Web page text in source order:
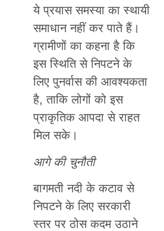
ये प्रयास समस्या का स्थायी
समाधान नहीं कर पाते हैं।
ग्रामीणों का कहना है कि
इस स्थिति से निपटने के
लिए पुनर्वास की आवश्यकता
है, ताकि लोगों को इस
प्राकृतिक आपदा से राहत
मिल सके।
आगे की चुनौती
बागमती नदी के कटाव से
निपटने के लिए सरकारी
स्तर पर ठोस कदम उठाने